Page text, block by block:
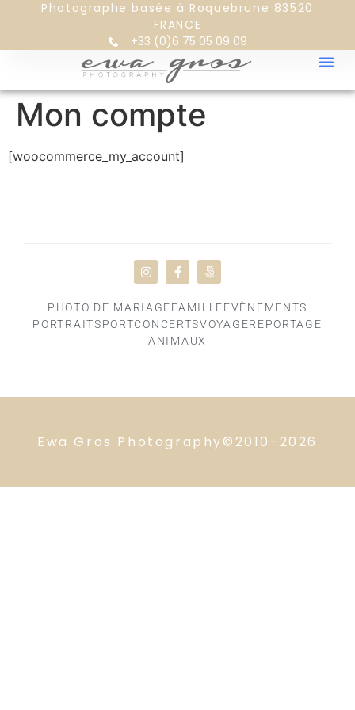
Photographe basée à Roquebrune 83520
FRANCE
+33 (0)6 75 05 09 09
Mon compte
[woocommerce_my_account]
PHOTO DE MARIAGEFAMILLEEVÈNEMENTS
PORTRAITSPORTCONCERTSVOYAGEREPORTAGE
ANIMAUX
Ewa Gros Photography©2010-2026